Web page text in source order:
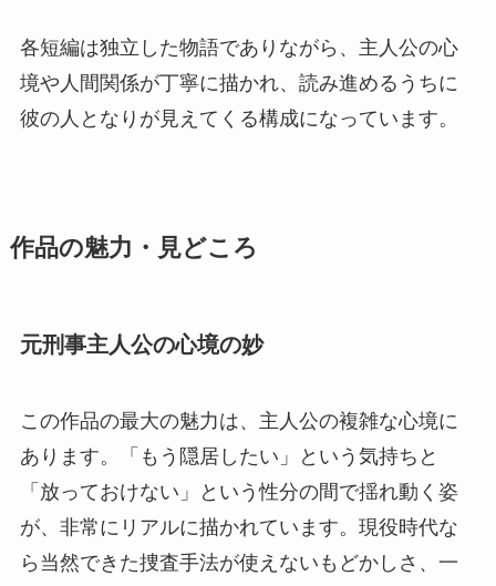
各短編は独立した物語でありながら、主人公の心
境や人間関係が丁寧に描かれ、読み進めるうちに
彼の人となりが見えてくる構成になっています。
作品の魅力・見どころ
元刑事主人公の心境の妙
この作品の最大の魅力は、主人公の複雑な心境に
あります。「もう隠居したい」という気持ちと
「放っておけない」という性分の間で揺れ動く姿
が、非常にリアルに描かれています。現役時代な
ら当然できた捜査手法が使えないもどかしさ、一